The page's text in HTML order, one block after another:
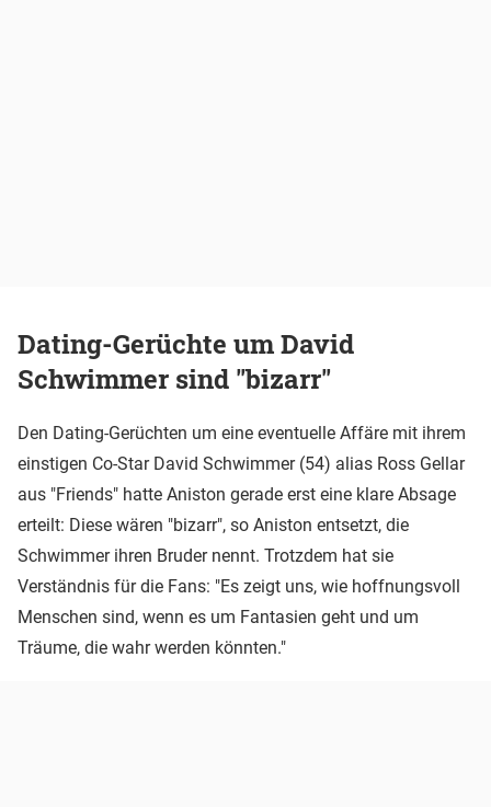
Dating-Gerüchte um David
Schwimmer sind "bizarr"
Den Dating-Gerüchten um eine eventuelle Affäre mit ihrem
einstigen Co-Star David Schwimmer (54) alias Ross Gellar
aus "Friends" hatte Aniston gerade erst eine klare Absage
erteilt: Diese wären "bizarr", so Aniston entsetzt, die
Schwimmer ihren Bruder nennt. Trotzdem hat sie
Verständnis für die Fans: "Es zeigt uns, wie hoffnungsvoll
Menschen sind, wenn es um Fantasien geht und um
Träume, die wahr werden könnten."